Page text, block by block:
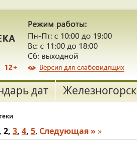
дат Железногорск
, 2, 3, 4, 5, Следующая » »